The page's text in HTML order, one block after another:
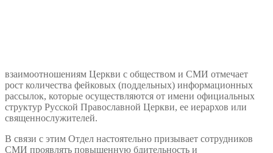
взаимоотношениям Церкви с обществом и СМИ отмечает
рост количества фейковых (поддельных) информационных
рассылок, которые осуществляются от имени официальных
структур Русской Православной Церкви, ее иерархов или
священнослужителей.
В связи с этим Отдел настоятельно призывает сотрудников
СМИ проявлять повышенную бдительность и